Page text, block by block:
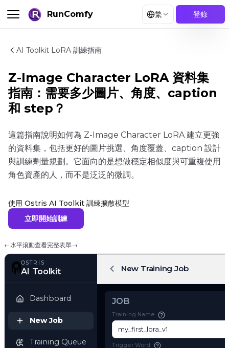
RunComfy 繁 登錄
AI Toolkit LoRA 訓練指南
Z-Image Character LoRA 資料集
指南：需要多少圖片、角度、caption
和 step？
這篇指南說明如何為 Z-Image Character LoRA 建立更強
的資料集，包括更好的圖片挑選、角度覆蓋、caption 設計
與訓練劑量規劃。它面向的是想做穩定相似度與可重複使用
角色資產的人，而不是泛泛的微調。
使用 Ostris AI Toolkit 訓練擴散模型
立即開始訓練
←水平滾動查看完整表單→
AI Toolkit
JOB